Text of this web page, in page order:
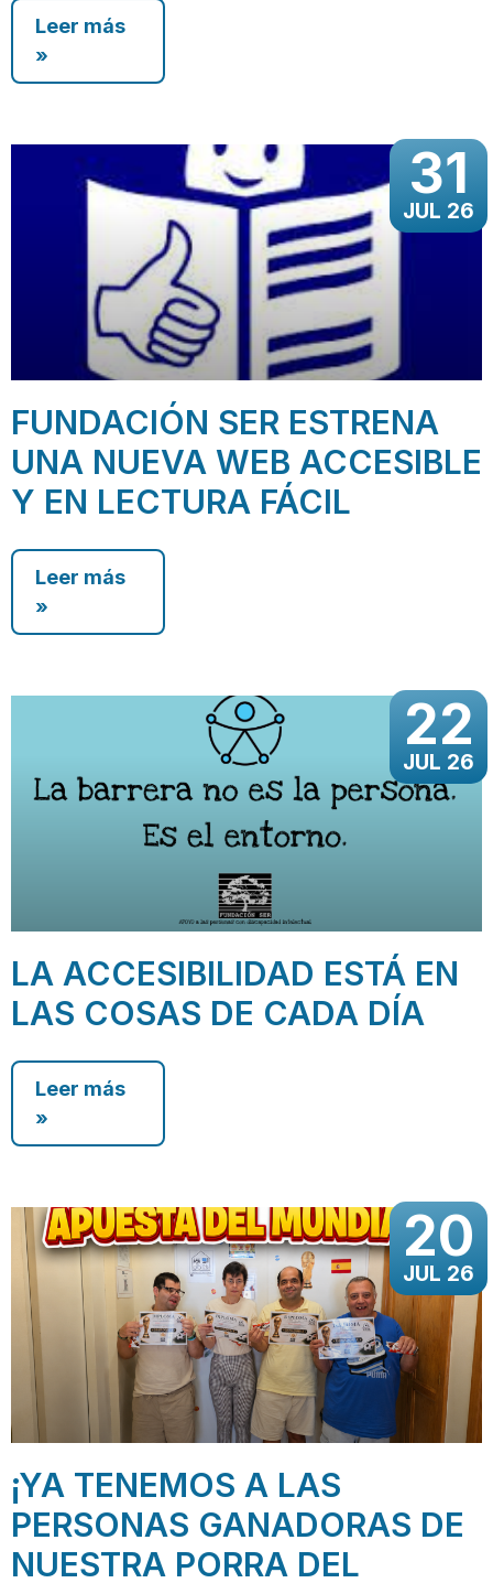
Leer más
»
31
JUL 26
FUNDACIÓN SER ESTRENA
UNA NUEVA WEB ACCESIBLE
Y EN LECTURA FÁCIL
Leer más
»
22
JUL 26
LA ACCESIBILIDAD ESTÁ EN
LAS COSAS DE CADA DÍA
Leer más
»
20
JUL 26
¡YA TENEMOS A LAS
PERSONAS GANADORAS DE
NUESTRA PORRA DEL